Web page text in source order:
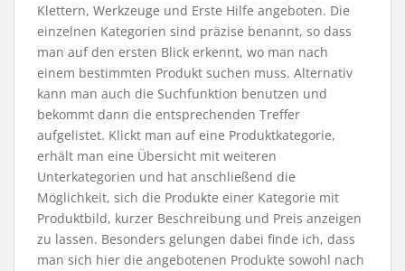
Klettern, Werkzeuge und Erste Hilfe angeboten. Die
einzelnen Kategorien sind präzise benannt, so dass
man auf den ersten Blick erkennt, wo man nach
einem bestimmten Produkt suchen muss. Alternativ
kann man auch die Suchfunktion benutzen und
bekommt dann die entsprechenden Treffer
aufgelistet. Klickt man auf eine Produktkategorie,
erhält man eine Übersicht mit weiteren
Unterkategorien und hat anschließend die
Möglichkeit, sich die Produkte einer Kategorie mit
Produktbild, kurzer Beschreibung und Preis anzeigen
zu lassen. Besonders gelungen dabei finde ich, dass
man sich hier die angebotenen Produkte sowohl nach